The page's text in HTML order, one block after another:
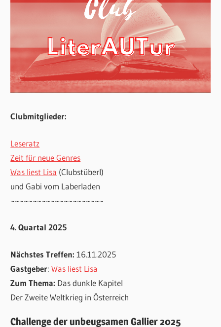
Clubmitglieder:
Leseratz
Zeit für neue Genres
Was liest Lisa (Clubstüberl)
und Gabi vom Laberladen
~~~~~~~~~~~~~~~~~~~~~
4. Quartal 2025
Nächstes Treffen:16.11.2025
Gastgeber:Was liest Lisa
Zum Thema: Das dunkle Kapitel
Der Zweite Weltkrieg in Österreich
Challenge der unbeugsamen Gallier 2025